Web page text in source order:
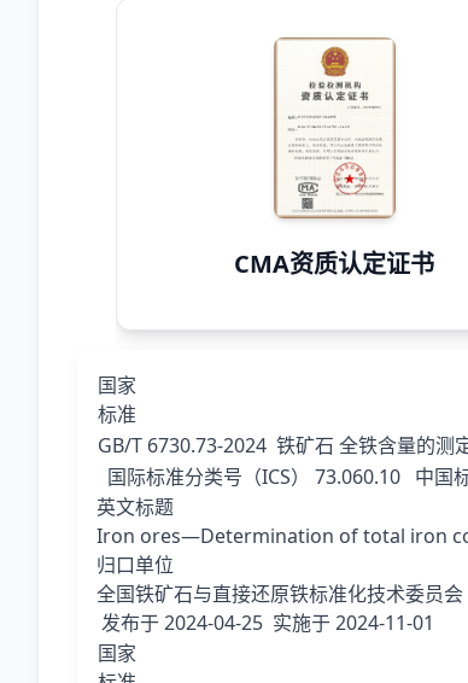
CMA资质认定证书
国家
标准
GB/T 6730.73-2024 铁矿石 全铁含量的测
国际标准分类号（ICS）
73.060.10 中国
英文标题
Iron ores—Determination of total iron
归口单位
全国铁矿石与直接还原铁标准化技术委员会
发布于2024-04-25 实施于2024-11-01
国家